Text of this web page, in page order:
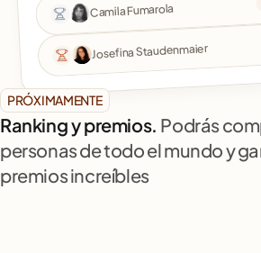
Camila Fumarola
Josefina Staudenmaier
PRÓXIMAMENTE
Ranking y premios. Podrás
personas de todo el mundo y
premios increíbles